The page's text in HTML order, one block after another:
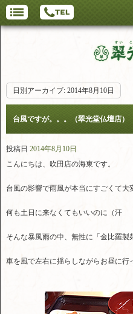
日別アーカイブ: 2014年8月10日
台風ですが。。。（翠光堂仏壇店）
投稿日 2014年8月10日
こんにちは、吹田店の海東です。
台風の影響で雨風が本当にすごくて大
何も土日に来なくてもいいのに（汗
そんな暴風雨の中、無性に「金比羅製
車を風で左右に揺らしながらお昼に行